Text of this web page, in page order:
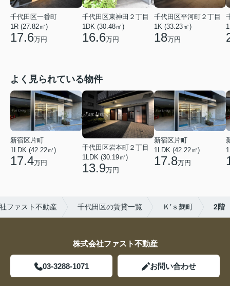
千代田区一番町
1R (27.82㎡)
17.6万円
千代田区東神田２丁目
1DK (30.48㎡)
16.6万円
千代田区平河町２丁目
1K (33.23㎡)
18万円
よく見られている物件
新宿区片町
1LDK (42.22㎡)
17.4万円
千代田区岩本町２丁目
1LDK (30.19㎡)
13.9万円
新宿区片町
1LDK (42.22㎡)
17.8万円
ファスト不動産 千代田区の賃貸一覧 Ｋ’ｓ麹町 2階
株式会社ファスト不動産
03-3288-1071 お問い合わせ